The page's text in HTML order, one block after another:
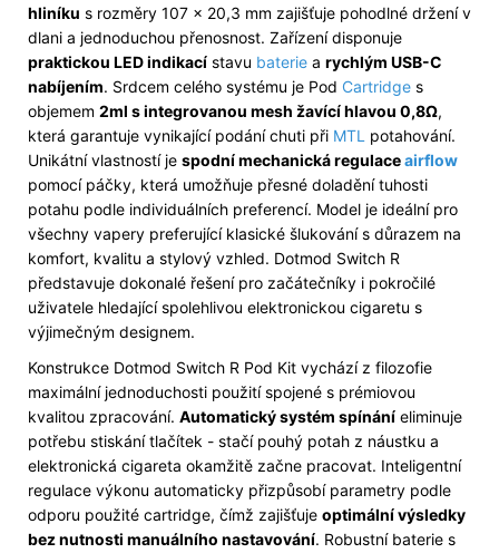
hliníku s rozměry 107 × 20,3 mm zajišťuje pohodlné držení v
dlani a jednoduchou přenosnost. Zařízení disponuje
praktickou LED indikací stavu baterie a rychlým USB-C
nabíjením. Srdcem celého systému je Pod Cartridge s
objemem 2ml s integrovanou mesh žavící hlavou 0,8Ω,
která garantuje vynikající podání chuti při MTL potahování.
Unikátní vlastností je spodní mechanická regulaceairflow
pomocí páčky, která umožňuje přesné doladění tuhosti
potahu podle individuálních preferencí. Model je ideální pro
všechny vapery preferující klasické šlukování s důrazem na
komfort, kvalitu a stylový vzhled. Dotmod Switch R
představuje dokonalé řešení pro začátečníky i pokročilé
uživatele hledající spolehlivou elektronickou cigaretu s
výjimečným designem.
Konstrukce Dotmod Switch R Pod Kit vychází z filozofie
maximální jednoduchosti použití spojené s prémiovou
kvalitou zpracování. Automatický systém spínání eliminuje
potřebu stiskání tlačítek - stačí pouhý potah z náustku a
elektronická cigareta okamžitě začne pracovat. Inteligentní
regulace výkonu automaticky přizpůsobí parametry podle
odporu použité cartridge, čímž zajišťuje optimální výsledky
bez nutnosti manuálního nastavování. Robustní baterie s